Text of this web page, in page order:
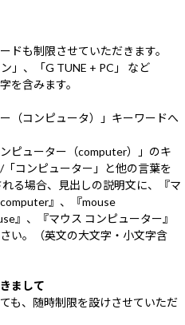
ドも制限させていただきます。
」、「G TUNE + PC」 など
を含みます。
（コンピュータ）」キーワードへ
ピューター（computer）」のキ
コンピューター」と他の言葉を
る場合、見出しの説明文に、『マ
』、『mouse
』、『マウス コンピューター』
い。（英文の大文字・小文字含
まして
も、随時制限を設けさせていただ